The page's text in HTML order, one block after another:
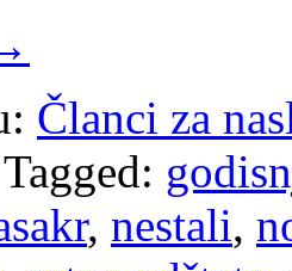
Članci za
Tagged:
, nestali,